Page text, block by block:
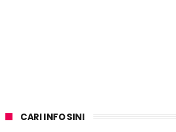
CARI INFO SINI